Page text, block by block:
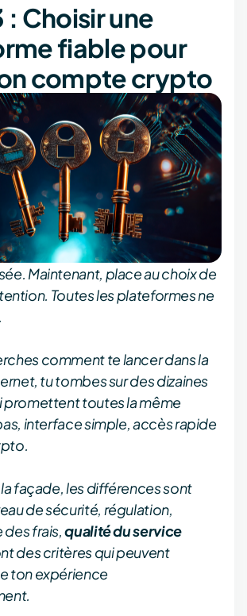
: Choisir une
fiable pour
compte crypto
Maintenant, place au choix de
Toutes les plateformes ne
comment te lancer dans la
tu tombes sur des dizaines
promettent toutes la même
interface simple, accès rapide
façade, les différences sont
de sécurité, régulation,
des frais,qualité du service
des critères qui peuvent
ton expérience